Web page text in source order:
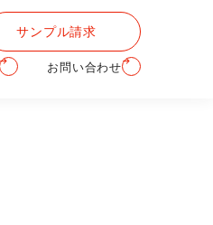
サンプル請求
お問い合わせ